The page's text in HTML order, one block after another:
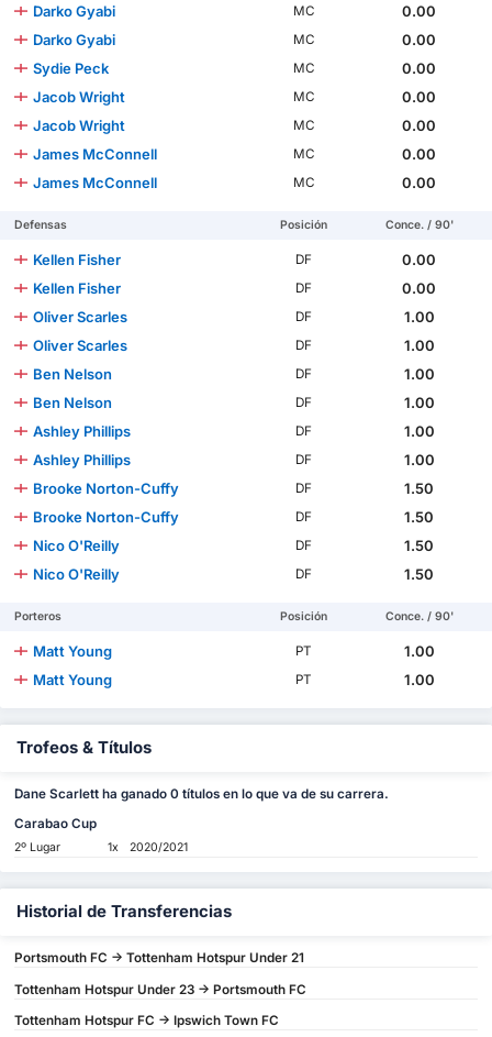
Darko Gyabi MC
0.00
Darko Gyabi
MC
0.00
Sydie Peck
MC
0.00
Jacob Wright
MC
0.00
Jacob Wright
MC
0.00
James McConnell
MC
0.00
James McConnell
MC 0.00
Defensas Posición Conce. / 90'
Kellen Fisher DF
0.00
Kellen Fisher
DF
0.00
Oliver Scarles
DF
1.00
Oliver Scarles
DF
1.00
Ben Nelson
DF
1.00
Ben Nelson
DF
1.00
Ashley Phillips
DF
1.00
Ashley Phillips
DF
1.00
Brooke Norton-Cuffy
DF
1.50
Brooke Norton-Cuffy
DF
1.50
Nico O'Reilly
DF
1.50
Nico O'Reilly
DF 1.50
Porteros Posición Conce. / 90'
Matt Young PT
1.00
Matt Young
PT 1.00
Trofeos & Títulos
Dane Scarlett ha ganado 0 títulos en lo que va de su carrera.
Carabao Cup
2º Lugar 1x 2020/2021
Historial de Transferencias
Portsmouth FC -> Tottenham Hotspur Under 21
Tottenham Hotspur Under 23 -> Portsmouth FC
Tottenham Hotspur FC -> Ipswich Town FC